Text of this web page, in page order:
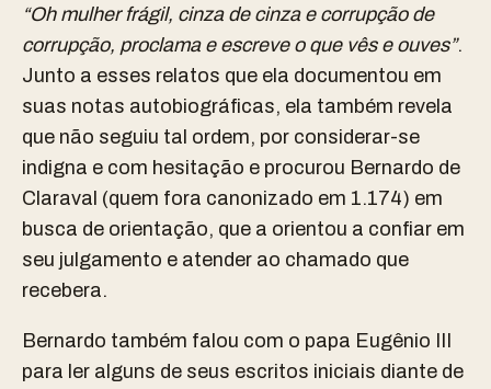
“Oh mulher frágil, cinza de cinza e corrupção de
corrupção, proclama e escreve o que vês e ouves”.
Junto a esses relatos que ela documentou em
suas notas autobiográficas, ela também revela
que não seguiu tal ordem, por considerar-se
indigna e com hesitação e procurou Bernardo de
Claraval (quem fora canonizado em 1.174) em
busca de orientação, que a orientou a confiar em
seu julgamento e atender ao chamado que
recebera.
Bernardo também falou com o papa Eugênio III
para ler alguns de seus escritos iniciais diante de